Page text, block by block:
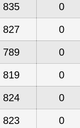
835 0
827 0
789 0
819 0
824 0
823 0